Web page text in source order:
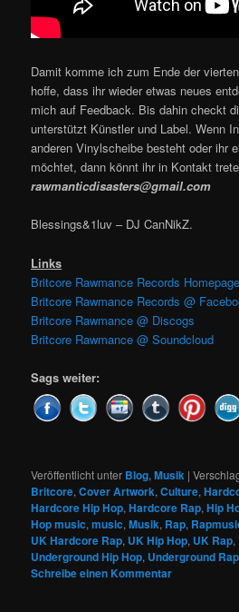
Damit komme ich zum Ende der
hoffe, dass ihr wieder etwas neues
mich auf Feedback. Bis dahin checkt
unterstützt Künstler und Label. Wenn
anderen Vinylscheibe besteht oder ihr
möchtet, dann könnt ihr in Kontakt
rawmanticdisasters@gmail.com
Blessings&1luv – DJ CanNikZ.
Links
Britcore Rawmance Records Homepage
Britcore Rawmance Records @
Britcore Rawmance @ Discogs
Britcore Rawmance @ Soundcloud
Sags weiter:
Veröffentlicht unter Blog,Musik |
Britcore,Cover Artwork,Culture,
Hardcore Hip Hop,Hardcore Rap,Hip
Hop music,music,Musik, Rap,
UK Hardcore Rap, UK Hip Hop, UK Rap,
Underground Hip Hop, Underground Rap
Schreibe einen Kommentar